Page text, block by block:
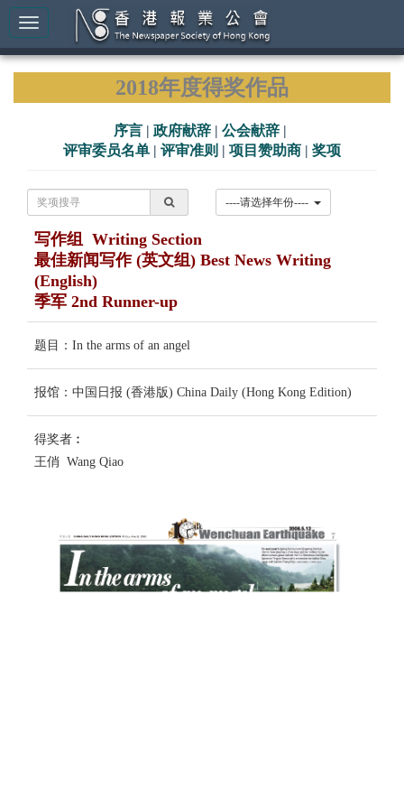
2018年度得奖作品
序言 | 政府献辞 | 公会献辞 |
评审委员名单 | 评审准则 | 项目赞助商 | 奖项
写作组 Writing Section
最佳新闻写作 (英文组) Best News Writing
(English)
季军 2nd Runner-up
题目：In the arms of an angel
报馆：中国日报 (香港版) China Daily (Hong Kong Edition)
得奖者︰
王俏 Wang Qiao